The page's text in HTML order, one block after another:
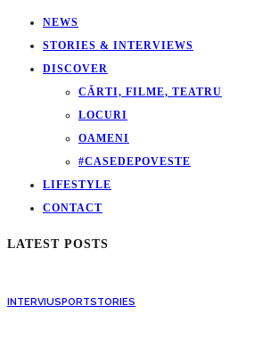
NEWS
STORIES & INTERVIEWS
DISCOVER
CĂRTI, FILME, TEATRU
LOCURI
OAMENI
#CASEDEPOVESTE
LIFESTYLE
CONTACT
LATEST POSTS
INTERVIUSPORTSTORIES